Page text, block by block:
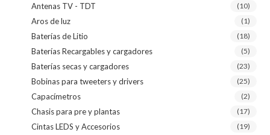
Antenas TV - TDT (10)
Aros de luz (1)
Baterías de Litio (18)
Baterías Recargables y cargadores (5)
Baterías secas y cargadores (23)
Bobinas para tweeters y drivers (25)
Capacímetros (2)
Chasis para pre y plantas (17)
Cintas LEDS y Accesorios (19)